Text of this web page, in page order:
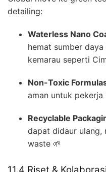
detailing:
Waterless Nano
hemat sumber
kemarau seperti
Non-Toxic
aman untuk pekerja
Recyclable
dapat didaur ulang,
waste 🌱
11.4 Riset &